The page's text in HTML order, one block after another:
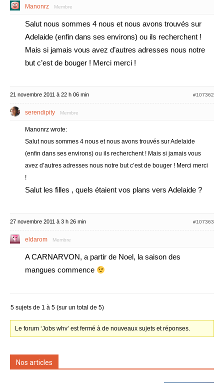
Manonrz Membre
Salut nous sommes 4 nous et nous avons trouvés sur
Adelaide (enfin dans ses environs) ou ils recherchent !
Mais si jamais vous avez d’autres adresses nous notre
but c’est de bouger ! Merci merci !
21 novembre 2011 à 22 h 06 min #107362
serendipity Membre
Manonrz wrote:
Salut nous sommes 4 nous et nous avons trouvés sur Adelaide
(enfin dans ses environs) ou ils recherchent ! Mais si jamais vous
avez d’autres adresses nous notre but c’est de bouger ! Merci merci
!
Salut les filles , quels étaient vos plans vers Adelaide ?
27 novembre 2011 à 3 h 26 min #107363
eldarom Membre
A CARNARVON, a partir de Noel, la saison des
mangues commence
5 sujets de 1 à 5 (sur un total de 5)
Le forum ‘Jobs whv’ est fermé à de nouveaux sujets et réponses.
Nos articles